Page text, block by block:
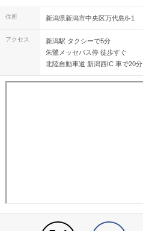
住所 新潟県新潟市中央区万代島6-1
アクセス
新潟駅 タクシーで5分
朱鷺メッセバス停 徒歩すぐ
北陸自動車道 新潟西IC 車で20分